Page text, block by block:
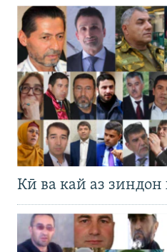
Кӣ ва кай аз зиндон